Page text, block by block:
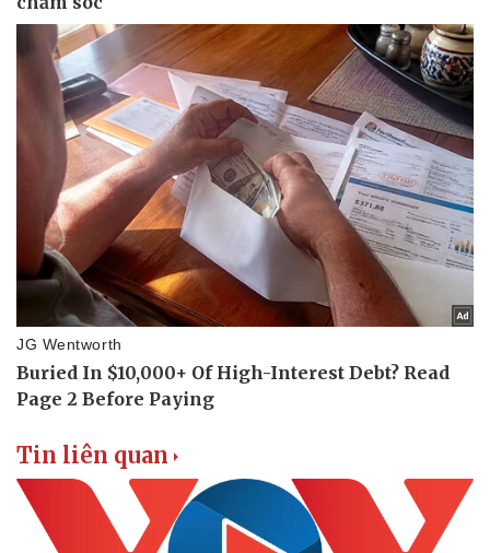
Thể thao
Bóng đá
Lịch thi đấu bóng đá
Ô tô - Xe máy
Xe máy
Tin liên quan